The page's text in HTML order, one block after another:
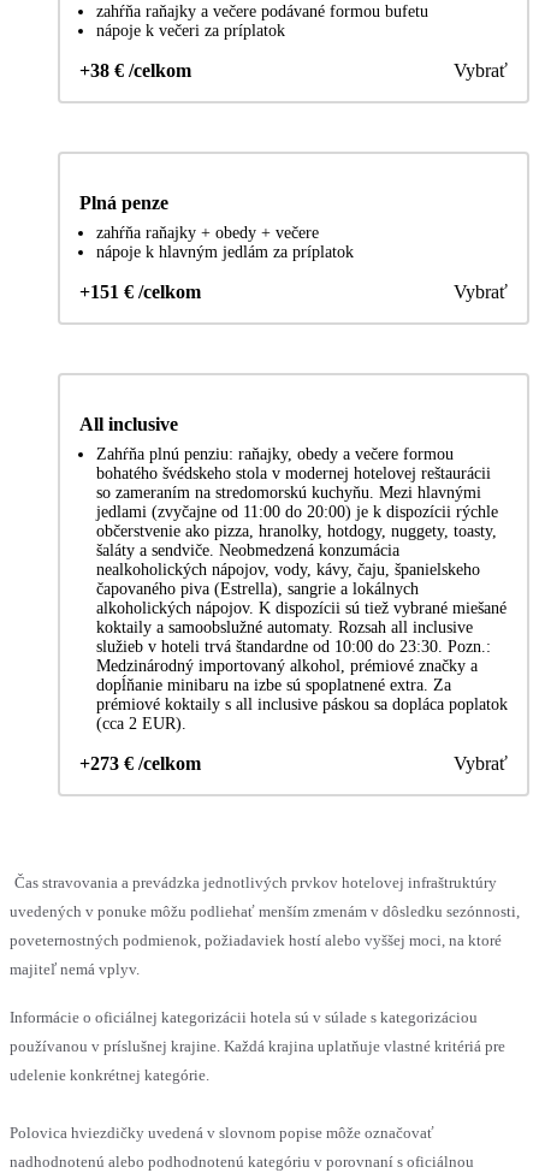
zahŕňa raňajky a večere podávané formou bufetu
nápoje k večeri za príplatok
+38 € /celkom Vybrať
Plná penze
zahŕňa raňajky + obedy + večere
nápoje k hlavným jedlám za príplatok
+151 € /celkom Vybrať
All inclusive
Zahŕňa plnú penziu: raňajky, obedy a večere formou
bohatého švédskeho stola v modernej hotelovej reštaurácii
so zameraním na stredomorskú kuchyňu. Mezi hlavnými
jedlami (zvyčajne od 11:00 do 20:00) je k dispozícii rýchle
občerstvenie ako pizza, hranolky, hotdogy, nuggety, toasty,
šaláty a sendviče. Neobmedzená konzumácia
nealkoholických nápojov, vody, kávy, čaju, španielskeho
čapovaného piva (Estrella), sangrie a lokálnych
alkoholických nápojov. K dispozícii sú tiež vybrané miešané
koktaily a samoobslužné automaty. Rozsah all inclusive
služieb v hoteli trvá štandardne od 10:00 do 23:30. Pozn.:
Medzinárodný importovaný alkohol, prémiové značky a
dopĺňanie minibaru na izbe sú spoplatnené extra. Za
prémiové koktaily s all inclusive páskou sa dopláca poplatok
(cca 2 EUR).
+273 € /celkom Vybrať
Čas stravovania a prevádzka jednotlivých prvkov hotelovej infraštruktúry
uvedených v ponuke môžu podliehať menším zmenám v dôsledku sezónnosti,
poveternostných podmienok, požiadaviek hostí alebo vyššej moci, na ktoré
majiteľ nemá vplyv.
Informácie o oficiálnej kategorizácii hotela sú v súlade s kategorizáciou
používanou v príslušnej krajine. Každá krajina uplatňuje vlastné kritériá pre
udelenie konkrétnej kategórie.
Polovica hviezdičky uvedená v slovnom popise môže označovať
nadhodnotenú alebo podhodnotenú kategóriu v porovnaní s oficiálnou